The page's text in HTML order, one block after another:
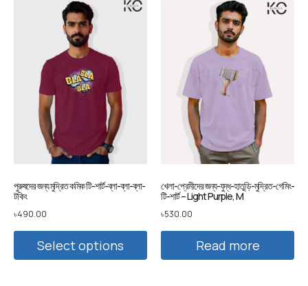
পুরুষদের জন্য মুদ্রিত কমিক টি-শার্ট-ব্লা-ব্লা-ব্লা-
টকিং
৳490.00
Select options
খেলা-প্রেমীদের জন্য-যুদ্ধ-হাতুড়ি-মুদ্রিত-গেমিং-
টি-শার্ট – Light Purple, M
৳530.00
Read more